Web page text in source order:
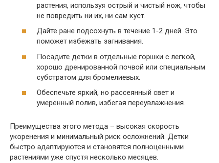
растения, используя острый и чистый нож, чтобы
не повредить ни их, ни сам куст.
Дайте ране подсохнуть в течение 1-2 дней. Это
поможет избежать загнивания.
Посадите детки в отдельные горшки с легкой,
хорошо дренированной почвой или специальным
субстратом для бромелиевых.
Обеспечьте яркий, но рассеянный свет и
умеренный полив, избегая переувлажнения.
Преимущества этого метода – высокая скорость
укоренения и минимальный риск осложнений. Детки
быстро адаптируются и становятся полноценными
растениями уже спустя несколько месяцев.